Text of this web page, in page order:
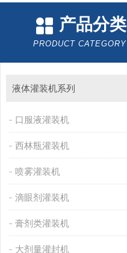
产品分类
PRODUCT CATEGORY
液体灌装机系列
口服液灌装机
西林瓶灌装机
喷雾灌装机
滴眼剂灌装机
膏剂类灌装机
大剂量灌封机